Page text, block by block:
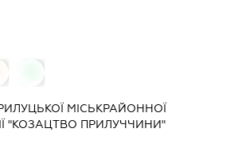
МІСЬКРАЙОННОЇ
"КОЗАЦТВО ПРИЛУЧЧИНИ"